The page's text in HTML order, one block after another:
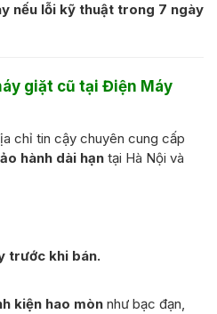
nếu lỗi kỹ thuật trong 7 ngày
giặt cũ tại Điện Máy
chỉ tin cậy chuyên cung cấp
hành dài hạn tại Hà Nội và
trước khi bán.
kiện hao mòn như bạc đạn,